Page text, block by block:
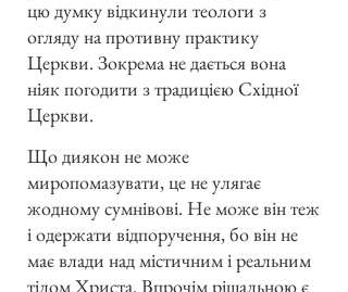
цю думку відкинули теологи з
огляду на противну практику
Церкви. Зокрема не дається вона
ніяк погодити з традицією Східної
Церкви.
Що диякон не може
миропомазувати, це не улягає
жодному сумнівові. Не може він теж
і одержати відпоручення, бо він не
має влади над містичним і реальним
тілом Христа. Впрочім рішальною є